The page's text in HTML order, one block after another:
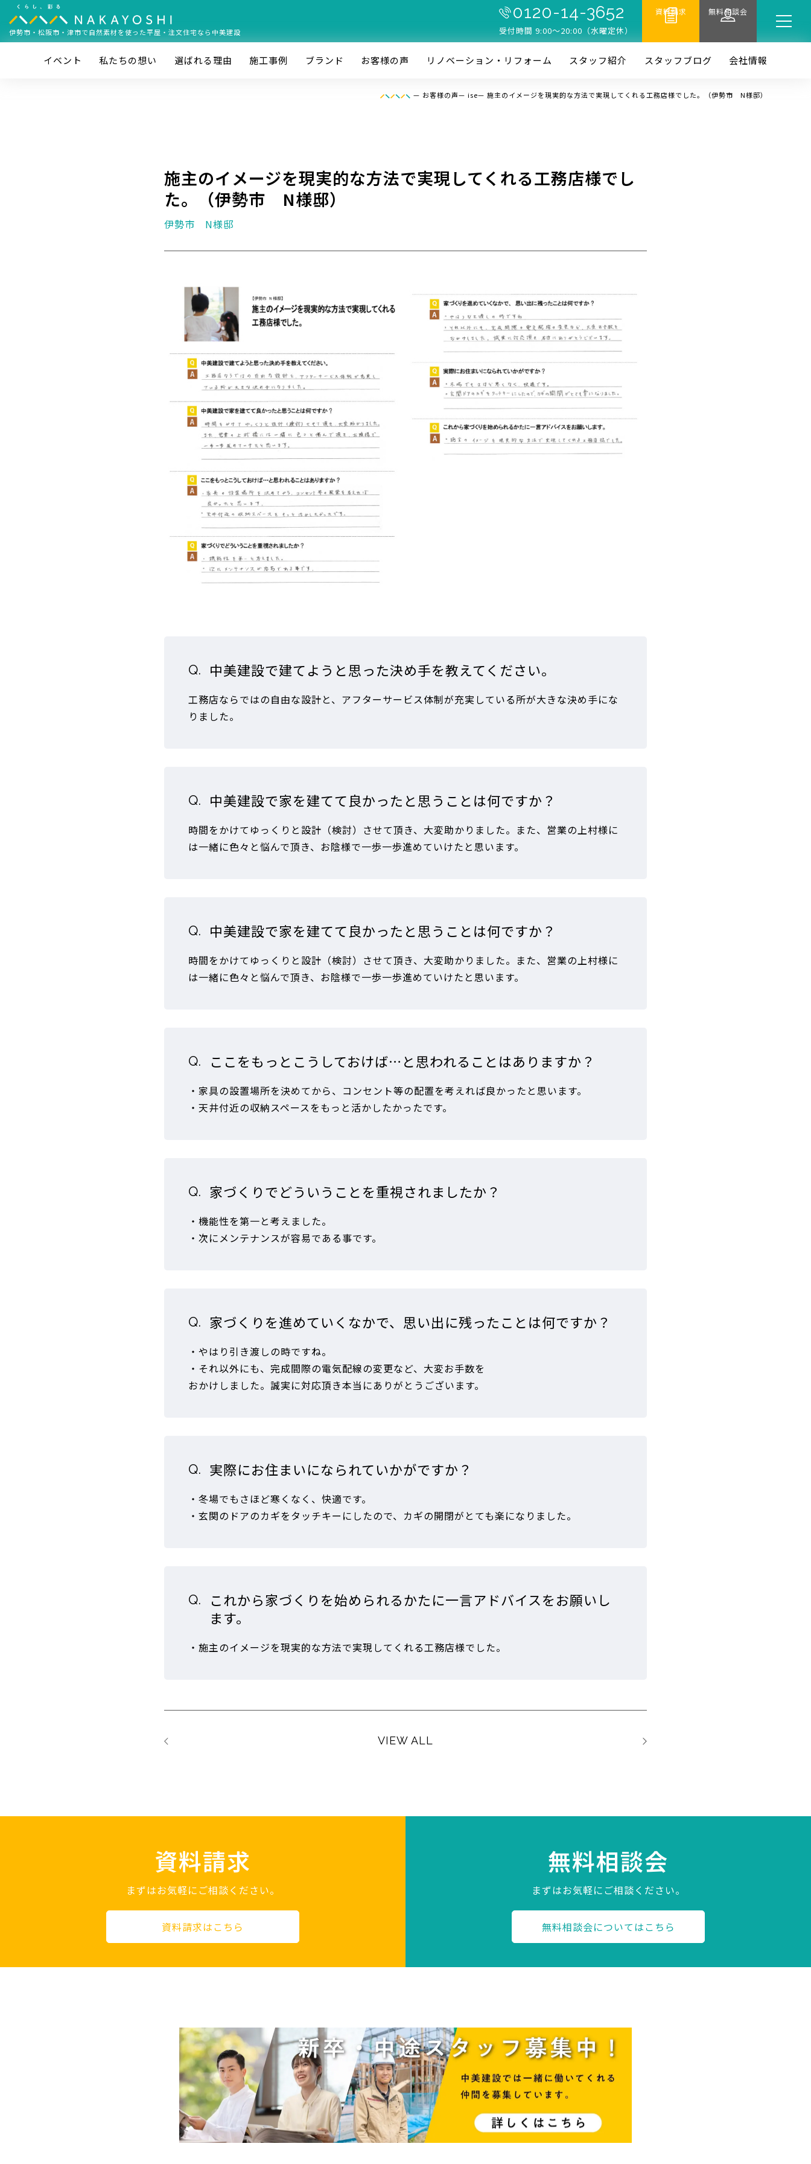
伊勢市・松阪市・津市で自然素材を使った平屋・注文住宅なら中美建設
0120-14-3652
受付時間 9:00〜20:00（水曜定休）
資料請求 無料相談会
イベント 私たちの想い 選ばれる理由 施⼯事例 ブランド お客様の声 リノベーション・リフォーム スタッフ紹介 スタッフブログ 会社情報
— お客様の声— ise— 施主のイメージを現実的な方法で実現してくれる工務店様でした。（伊勢市 N様邸）
施主のイメージを現実的な方法で実現してくれる工務店様でし
た。（伊勢市 N様邸）
伊勢市 N様邸
中美建設で建てようと思った決め手を教えてください。
工務店ならではの自由な設計と、アフターサービス体制が充実している所が大きな決め手にな
りました。
中美建設で家を建てて良かったと思うことは何ですか？
時間をかけてゆっくりと設計（検討）させて頂き、大変助かりました。また、営業の上村様に
は一緒に色々と悩んで頂き、お陰様で一歩一歩進めていけたと思います。
中美建設で家を建てて良かったと思うことは何ですか？
時間をかけてゆっくりと設計（検討）させて頂き、大変助かりました。また、営業の上村様に
は一緒に色々と悩んで頂き、お陰様で一歩一歩進めていけたと思います。
ここをもっとこうしておけば…と思われることはありますか？
・家具の設置場所を決めてから、コンセント等の配置を考えれば良かったと思います。
・天井付近の収納スペースをもっと活かしたかったです。
家づくりでどういうことを重視されましたか？
・機能性を第一と考えました。
・次にメンテナンスが容易である事です。
家づくりを進めていくなかで、思い出に残ったことは何ですか？
・やはり引き渡しの時ですね。
・それ以外にも、完成間際の電気配線の変更など、大変お手数を
おかけしました。誠実に対応頂き本当にありがとうございます。
実際にお住まいになられていかがですか？
・冬場でもさほど寒くなく、快適です。
・玄関のドアのカギをタッチキーにしたので、カギの開閉がとても楽になりました。
これから家づくりを始められるかたに一言アドバイスをお願いし
ます。
・施主のイメージを現実的な方法で実現してくれる工務店様でした。
VIEW ALL
資料請求
まずはお気軽にご相談ください。
資料請求はこちら
無料相談会
まずはお気軽にご相談ください。
無料相談会についてはこちら